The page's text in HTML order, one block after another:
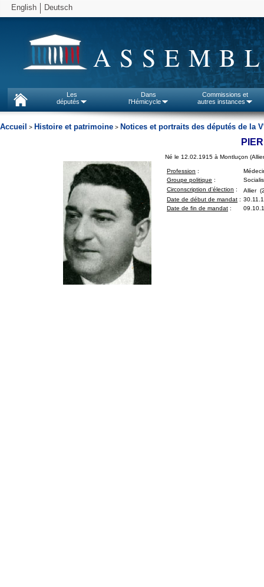
English Deutsch
Les
députés
Dans
l'Hémicycle
Commissions et
autres instances
Accueil > Histoire et patrimoine > Notices et portraits des députés de la V
Né le 12.02.1915 à Montluçon
Profession :
Groupe politique :
Circonscription d'élection :
Allier
Date de début de mandat :
Date de fin de mandat :